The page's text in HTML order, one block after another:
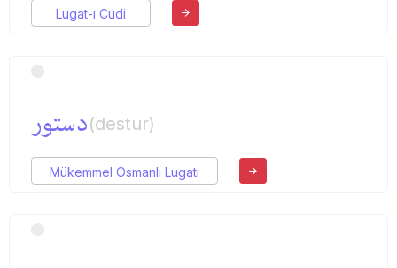
Lugat-ı Cudi
دستور(destur)
Mükemmel Osmanlı Lugatı